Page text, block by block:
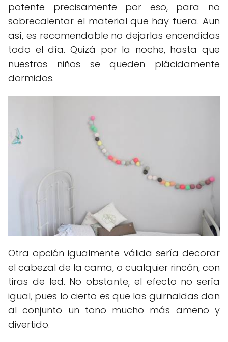
potente precisamente por eso, para no
sobrecalentar el material que hay fuera. Aun
así, es recomendable no dejarlas encendidas
todo el día. Quizá por la noche, hasta que
nuestros niños se queden plácidamente
dormidos.
Otra opción igualmente válida sería decorar
el cabezal de la cama, o cualquier rincón, con
tiras de led. No obstante, el efecto no sería
igual, pues lo cierto es que las guirnaldas dan
al conjunto un tono mucho más ameno y
divertido.